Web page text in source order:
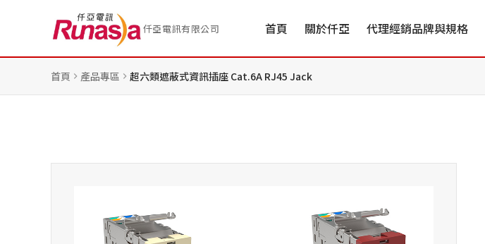
仟亞電訊有限公司 首頁 關於仟亞 代理經銷品牌與規格
首頁 產品專區 超六類遮蔽式資訊插座 Cat.6A RJ45 Jack